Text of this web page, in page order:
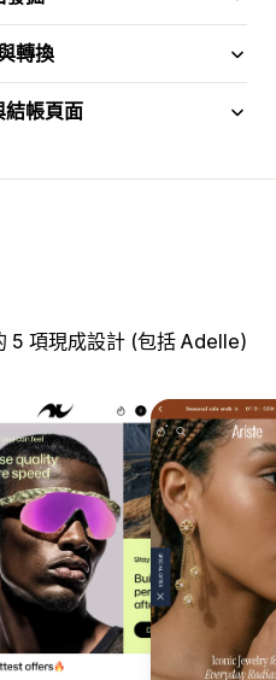
轉換
結帳頁面
5 項現成設計 (包括 Adelle)